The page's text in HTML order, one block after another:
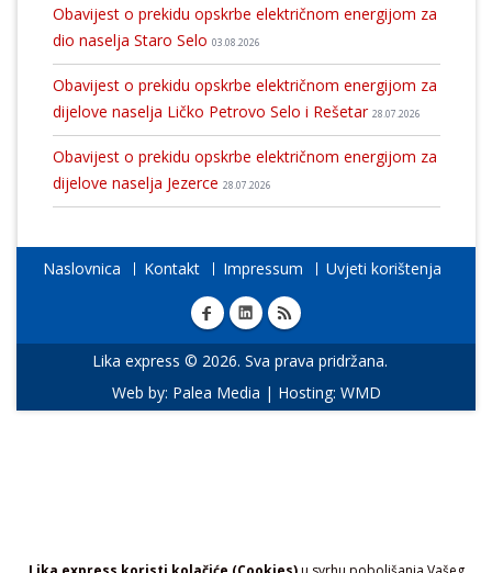
Obavijest o prekidu opskrbe električnom energijom za
dio naselja Staro Selo 03.08.2026
Obavijest o prekidu opskrbe električnom energijom za
dijelove naselja Ličko Petrovo Selo i Rešetar 28.07.2026
Obavijest o prekidu opskrbe električnom energijom za
dijelove naselja Jezerce 28.07.2026
Naslovnica Kontakt Impressum Uvjeti korištenja
Lika express © 2026. Sva prava pridržana.
Web by: Palea Media | Hosting: WMD